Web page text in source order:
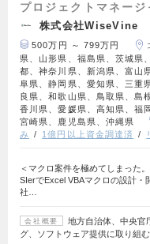
プロジェクトマネージ
株式会社WiseVine
500万円 ～ 799万円
県、山形県、福島県、茨城県
都、神奈川県、新潟県、富山
阜県、静岡県、愛知県、三重
良県、和歌山県、鳥取県、島
香川県、愛媛県、高知県、福
宮崎県、鹿児島県、沖縄県
み
1億円以上資金調達済
＜マクロ案件を極めてしまった
SIerでExcel VBAマクロの設計・
社…
会社概要
地方自治体、中央官
グ、ソフトウェア提供に取り組